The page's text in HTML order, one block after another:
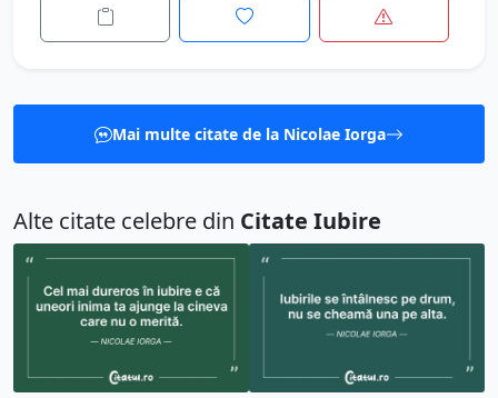
Mai multe citate de la Nicolae Iorga
Alte citate celebre din Citate Iubire